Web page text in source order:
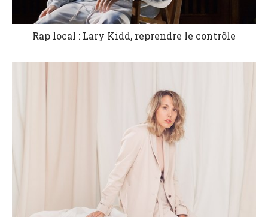
Rap local : Lary Kidd, reprendre le contrôle